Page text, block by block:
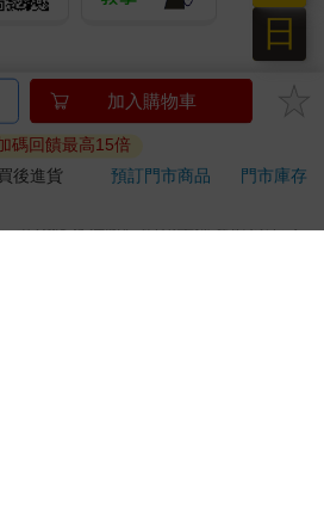
作ATM! 如接獲電話要求您前往
指示，以免受騙上當！
用期，退回商品須為全新狀態**
第19條及行政院消費者保護處公告之
加入購物車
碼回饋最高15倍
後進貨 預訂門市商品
門市庫存
日